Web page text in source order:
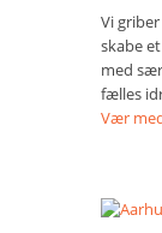
Vi
skabe
med
fælles
Vær